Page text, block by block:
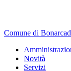
Comune di
Novità
Servizi